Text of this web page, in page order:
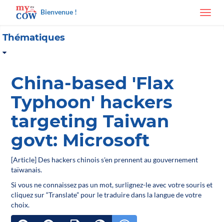
Bienvenue !
Thématiques
China-based 'Flax
Typhoon' hackers
targeting Taiwan
govt: Microsoft
[Article] Des hackers chinois s'en prennent au gouvernement
taïwanais.
Si vous ne connaissez pas un mot, surlignez-le avec votre souris et
cliquez sur “Translate” pour le traduire dans la langue de votre
choix.